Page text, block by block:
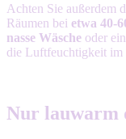
Achten Sie außerdem
Räumen bei etwa 40-
nasse Wäsche oder
die Luftfeuchtigkeit im
Nur lauwarm